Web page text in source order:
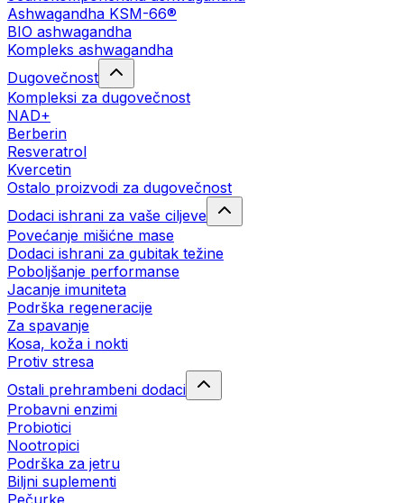
Ashwagandha KSM-66®
BIO ashwagandha
Kompleks ashwagandha
Dugovečnost
Kompleksi za dugovečnost
NAD+
Berberin
Resveratrol
Kvercetin
Ostalo proizvodi za dugovečnost
Dodaci ishrani za vaše ciljeve
Povećanje mišićne mase
Dodaci ishrani za gubitak težine
Poboljšanje performanse
Jacanje imuniteta
Podrška regeneracije
Za spavanje
Kosa, koža i nokti
Protiv stresa
Ostali prehrambeni dodaci
Probavni enzimi
Probiotici
Nootropici
Podrška za jetru
Biljni suplementi